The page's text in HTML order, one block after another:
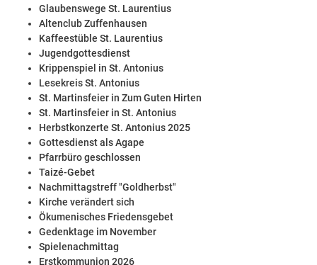
Glaubenswege St. Laurentius
Altenclub Zuffenhausen
Kaffeestüble St. Laurentius
Jugendgottesdienst
Krippenspiel in St. Antonius
Lesekreis St. Antonius
St. Martinsfeier in Zum Guten Hirten
St. Martinsfeier in St. Antonius
Herbstkonzerte St. Antonius 2025
Gottesdienst als Agape
Pfarrbüro geschlossen
Taizé-Gebet
Nachmittagstreff "Goldherbst"
Kirche verändert sich
Ökumenisches Friedensgebet
Gedenktage im November
Spielenachmittag
Erstkommunion 2026